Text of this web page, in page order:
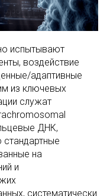
испытывают
воздействие
адаптивные
из ключевых
служат
ДНК,
на
и
систематически